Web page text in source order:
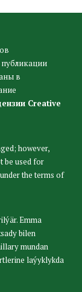
в
Creative
however,
be used for
the terms of
Emma
bilen
mundan
laýyklykda